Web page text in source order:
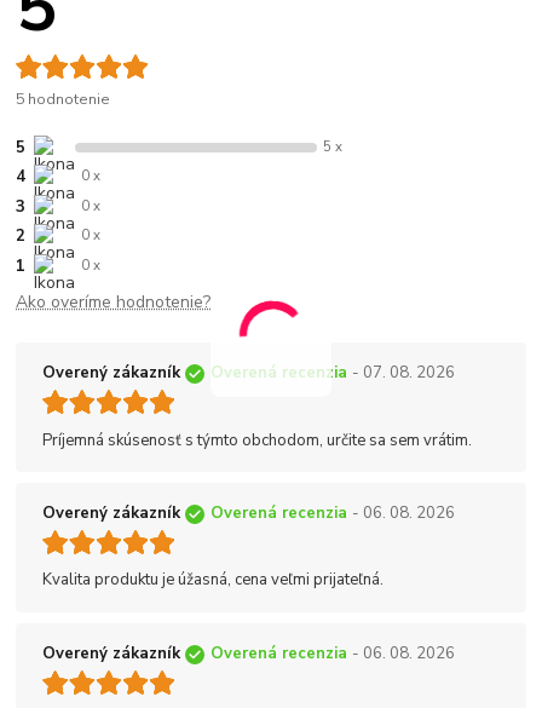
5 hodnotenie
5 5 x
4 0 x
3 0 x
2 0 x
1 0 x
Ako overíme hodnotenie?
Overený zákazník Overená recenzia - 07. 08. 2026
Príjemná skúsenosť s týmto obchodom, určite sa sem vrátim.
Overený zákazník Overená recenzia - 06. 08. 2026
Kvalita produktu je úžasná, cena veľmi prijateľná.
Overený zákazník Overená recenzia - 06. 08. 2026